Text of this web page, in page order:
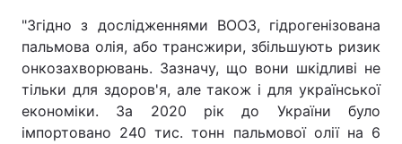
"Згідно з дослідженнями ВООЗ, гідрогенізована
пальмова олія, або трансжири, збільшують ризик
онкозахворювань. Зазначу, що вони шкідливі не
тільки для здоров'я, але також і для української
економіки. За 2020 рік до України було
імпортовано 240 тис. тонн пальмової олії на 6